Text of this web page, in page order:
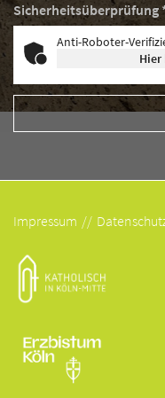
Sicherheitsüberprüfung
Anti-Roboter-
Hier
Impressum